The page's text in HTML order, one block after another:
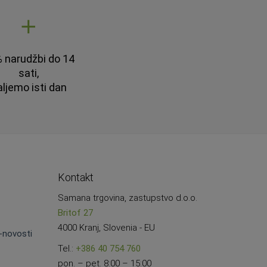
narudžbi do 14
sati,
isti dan
novosti
Kontakt
Samana trgovina, zastupstvo d.o.o.
Britof 27
4000 Kranj, Slovenia - EU
Tel.: +386 40 754 760
pon. – pet. 8:00 – 15:00